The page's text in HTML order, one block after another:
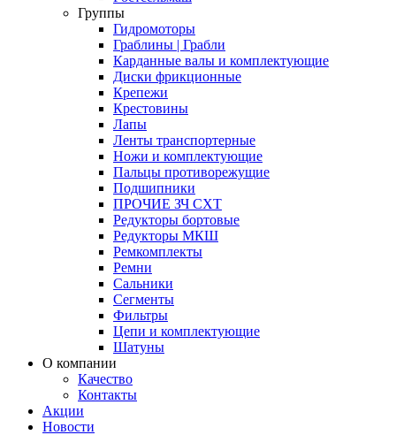
Группы
Гидромоторы
Граблины | Грабли
Карданные валы и комплектующие
Диски фрикционные
Крепежи
Крестовины
Лапы
Ленты транспортерные
Ножи и комплектующие
Пальцы противорежущие
Подшипники
ПРОЧИЕ ЗЧ СХТ
Редукторы бортовые
Редукторы МКШ
Ремкомплекты
Ремни
Сальники
Сегменты
Фильтры
Цепи и комплектующие
Шатуны
О компании
Качество
Контакты
Акции
Новости